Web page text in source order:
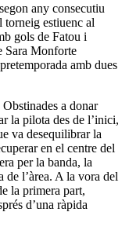
any consecutiu
torneig estiuenc al
gols de Fatou i
Sara Monforte
amb dues
a donar
la pilota des de l’inici,
va desequilibrar la
en el centre del
per la banda, la
de l’àrea. A la vora del
la primera part,
d’una ràpida